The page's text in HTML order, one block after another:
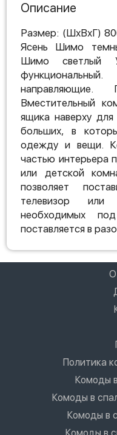
Описание
Размер: (ШхВхГ)
Ясень Шимо
Шимо светлый
направляющие.
Вместительный
ящика наверху
больших, в
одежду и вещи.
частью интерьера
или детской
позволяет
телевизор
необходимых
поставляется в
О
Политика
Комоды
Комоды в
Комоды в